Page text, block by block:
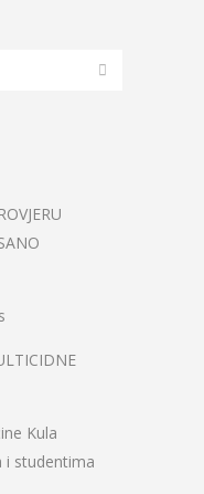
Kula
i studentima